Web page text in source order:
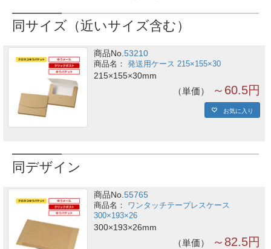
同サイズ（近いサイズ含む）
商品No.53210
発送用ケース 215×155×30
215×155×30mm
単価 ～60.5円
お気に入り
同デザイン
商品No.55765
ワンタッチテープレスケース
300×193×26
300×193×26mm
単価 ～82.5円